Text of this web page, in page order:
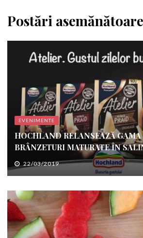
Postări asemănătoare
EVENIMENTE
HOCHLAND RELANSEAZĂ GAMA
BRÂNZETURI MATURATE ÎN
22/03/2019